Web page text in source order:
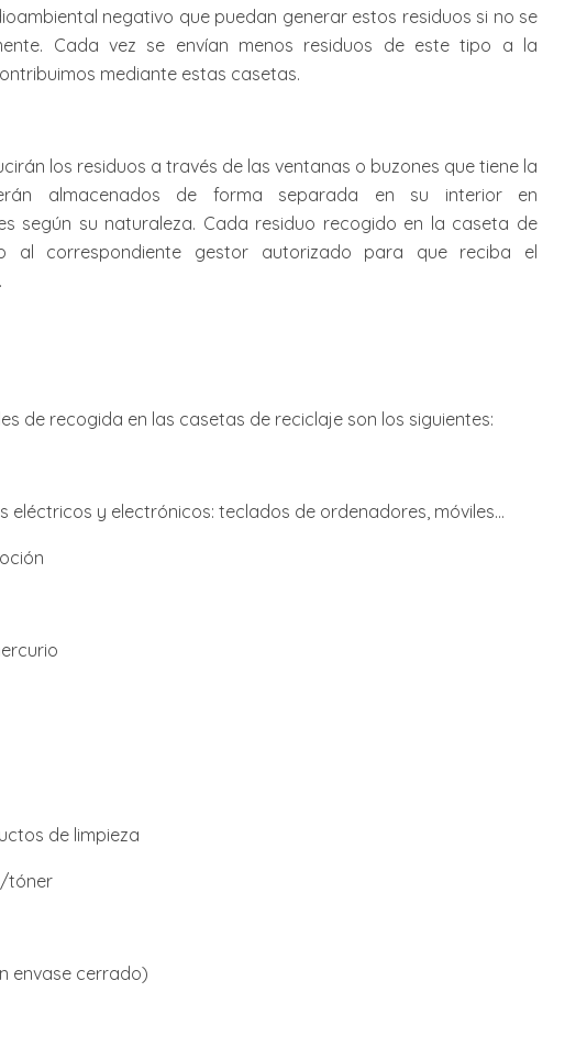
negativo que puedan generar estos residuos si no se
Cada vez se envían menos residuos de este tipo a la
mediante estas casetas.
los residuos a través de las ventanas o buzones que tiene la
almacenados de forma separada en su interior en
según su naturaleza. Cada residuo recogido en la caseta de
al correspondiente gestor autorizado para que reciba el
de recogida en las casetas de reciclaje son los siguientes:
eléctricos y electrónicos: teclados de ordenadores, móviles…
de limpieza
tóner
envase cerrado)